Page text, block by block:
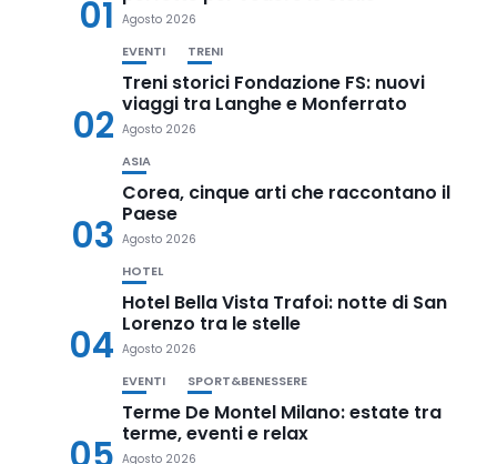
01 Agosto 2026
02
EVENTI TRENI
Treni storici Fondazione FS: nuovi
viaggi tra Langhe e Monferrato
Agosto 2026
03
ASIA
Corea, cinque arti che raccontano il
Paese
Agosto 2026
04
HOTEL
Hotel Bella Vista Trafoi: notte di San
Lorenzo tra le stelle
Agosto 2026
EVENTI SPORT&BENESSERE
Terme De Montel Milano: estate tra
terme, eventi e relax
Agosto 2026